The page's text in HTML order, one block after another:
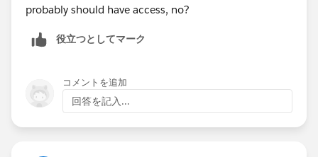
probably should have access, no?
役立つとしてマーク
コメントを追加
回答を記入...